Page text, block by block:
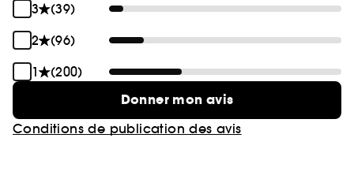
3
(39)
2
(96)
1
(200)
Donner mon avis
Conditions de publication des avis